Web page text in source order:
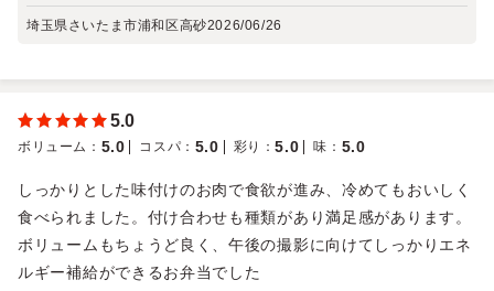
埼玉県さいたま市浦和区高砂2026/06/26
5.0
ボリューム ： 5.0 コスパ ： 5.0 彩り ：5.0 味 ： 5.0
しっかりとした味付けのお肉で食欲が進み、冷めてもおいしく
食べられました。付け合わせも種類があり満足感があります。
ボリュームもちょうど良く、午後の撮影に向けてしっかりエネ
ルギー補給ができるお弁当でした